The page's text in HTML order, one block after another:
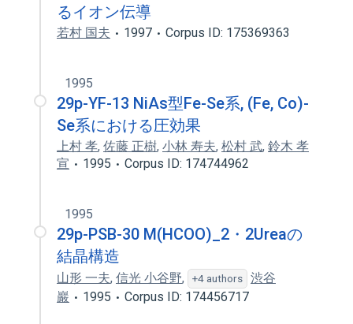
るイオン伝導
若村 国夫 1997 Corpus ID: 175369363
1995
29p-YF-13 NiAs型Fe-Se系, (Fe, Co)-
Se系における圧効果
上村 孝, 佐藤 正樹, 小林 寿夫, 松村 武, 鈴木 孝
宣
1995 Corpus ID: 174744962
1995
29p-PSB-30 M(HCOO)_2・2Ureaの
結晶構造
山形 一夫, 信光 小谷野, +4 authors
渋谷
巖
1995 Corpus ID: 174456717